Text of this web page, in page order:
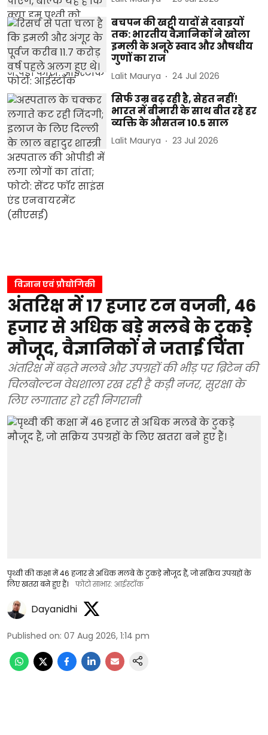
बचपन की खट्टी यादों से दवाइयों
तक: भारतीय वैज्ञानिकों ने खोला
इमली के अनूठे स्वाद और औषधीय
गुणों का राज
Lalit Maurya 24 Jul 2026
सिर्फ उम्र बढ़ रही है, सेहत नहीं!
भारत में बीमारी के साथ बीत रहे हर
व्यक्ति के औसतन 10.5 साल
Lalit Maurya 23 Jul 2026
विज्ञान एवं प्रौद्योगिकी
अंतरिक्ष में 17 हजार टन वजनी, 46
हजार से अधिक बड़े मलबे के टुकड़े
मौजूद, वैज्ञानिकों ने जताई चिंता
अंतरिक्ष में बढ़ते मलबे और उपग्रहों की भीड़ पर ब्रिटेन की
चिलबोल्टन वेधशाला रख रही है कड़ी नजर, सुरक्षा के
लिए लगातार हो रही निगरानी
पृथ्वी की कक्षा में 46 हजार से अधिक मलबे के टुकड़े मौजूद हैं, जो सक्रिय उपग्रहों के
लिए खतरा बने हुए हैं।
फोटो साभार: आईस्टॉक
Dayanidhi
Published on: 07 Aug 2026, 1:14 pm